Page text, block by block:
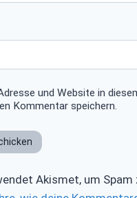
und Website in
Kommentar speichern.
Akismet, um Spam